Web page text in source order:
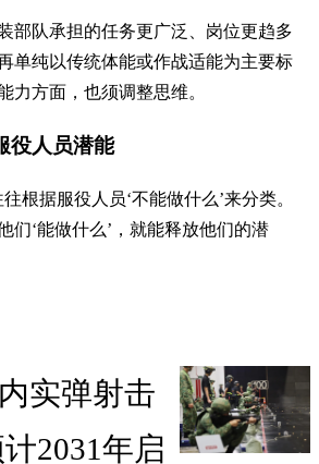
部队承担的任务更广泛、岗位更趋多
单纯以传统体能或作战适能为主要标
力方面，也须调整思维。
役人员潜能
根据服役人员‘不能做什么’来分类。
们‘能做什么’，就能释放他们的潜
实弹射击
2031年启